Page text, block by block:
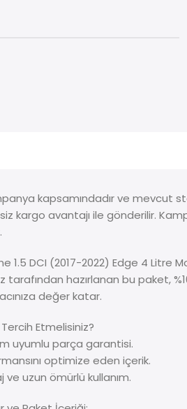
kapsamındadır ve mevcut
kargo avantajı ile gönderilir.
1.5 DCI (2017-2022) Edge 4 Litre
tarafından hazırlanan bu paket,
değer katar.
Etmelisiniz?
uyumlu parça garantisi.
optimize eden içerik.
uzun ömürlü kullanım.